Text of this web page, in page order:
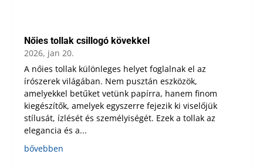
Nőies tollak csillogó kövekkel
2026, jan 20.
A nőies tollak különleges helyet foglalnak el az
írószerek világában. Nem pusztán eszközök,
amelyekkel betűket vetünk papírra, hanem finom
kiegészítők, amelyek egyszerre fejezik ki viselőjük
stílusát, ízlését és személyiségét. Ezek a tollak az
elegancia és a...
bővebben